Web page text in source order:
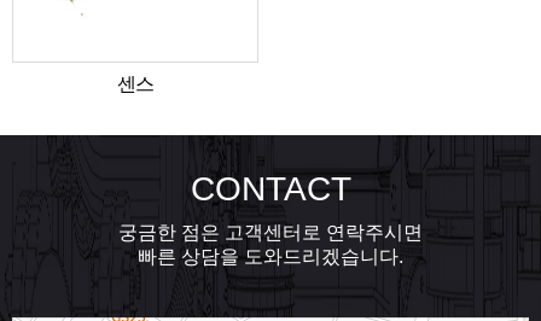
센스
CONTACT
궁금한 점은 고객센터로 연락주시면
빠른 상담을 도와드리겠습니다.